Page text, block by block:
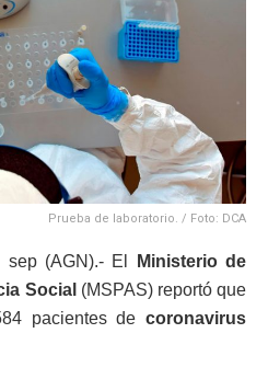
Prueba de laboratorio. / Foto: DCA
sep (AGN).- El
Ministerio de
Social (MSPAS) reportó que
pacientes de coronavirus